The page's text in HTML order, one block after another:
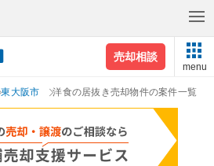
売却相談
menu
東大阪市 洋食の居抜き売却物件の案件一覧